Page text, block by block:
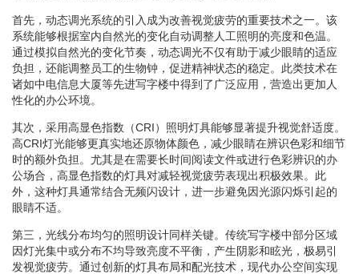
首先，动态调光系统的引入成为改善视觉疲劳的重要技术之一。该
系统能够根据室内自然光的变化自动调整人工照明的亮度和色温。
通过模拟自然光的变化节奏，动态调光不仅有助于减少眼睛的适应
负担，还能调整员工的生物钟，促进精神状态的稳定。此类技术在
诸如中电信息大厦等先进写字楼中得到了广泛应用，营造出更加人
性化的办公环境。
其次，采用高显色指数（CRI）照明灯具能够显著提升视觉舒适度。
高CRI灯光能够更真实地还原物体颜色，减少眼睛在辨识色彩和细节
时的额外负担。尤其是在需要长时间阅读文件或进行色彩辨识的办
公场合，高显色指数的灯具对减轻视觉疲劳表现出积极效果。此
外，这种灯具通常结合无频闪设计，进一步避免因光源闪烁引起的
眼睛不适。
第三，光线分布均匀的照明设计同样关键。传统写字楼中部分区域
因灯光集中或分布不均导致亮度不平衡，产生阴影和眩光，极易引
发视觉疲劳。通过创新的灯具布局和配光技术，现代办公空间实现